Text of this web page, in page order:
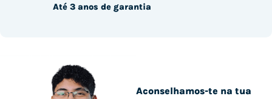
Aconselhamos-te na tua
Até 3 anos de garantia